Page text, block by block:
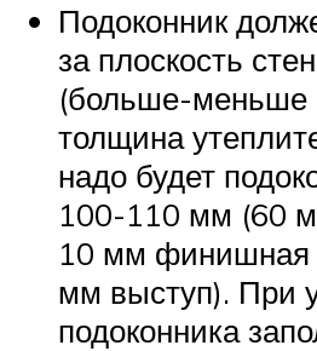
Подоконник
за плоскость
(больше-меньше
толщина
надо будет
100-110 мм (60
10 мм финишная
мм выступ). При
подоконника